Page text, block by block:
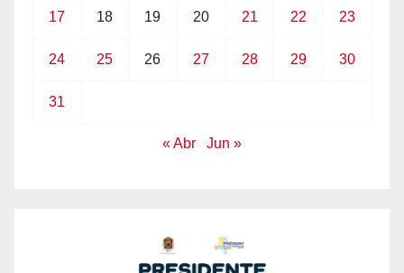
17 18 19 20 21 22 23
24 25 26 27 28 29 30
31
« Abr Jun »